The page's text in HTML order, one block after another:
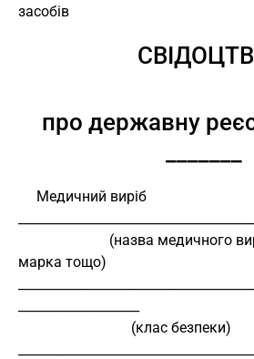
засобів
про державну
марка тощо)
                               (клас безпеки)